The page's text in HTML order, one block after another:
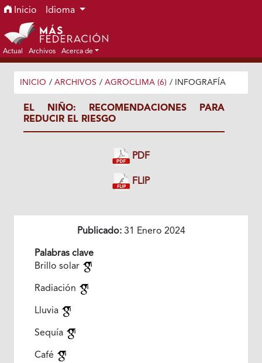
Ir al menú de navegación principal
Ir al contenido principal
Ir al pie de página del sitio
Inicio Idioma
Actual Archivos Acerca de
INICIO / ARCHIVOS / AGROCLIMA (6) / INFOGRAFÍA
EL NIÑO: RECOMENDACIONES PARA
REDUCIR EL RIESGO
PDF
FLIP
Publicado:31 Enero 2024
Palabras clave
Brillo solar
Radiación
Lluvia
Sequía
Café